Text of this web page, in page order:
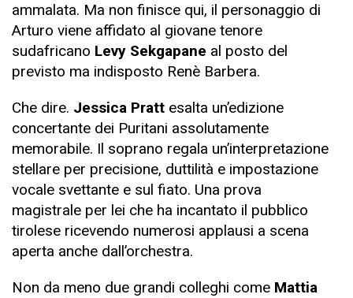
ammalata. Ma non finisce qui, il personaggio di
Arturo viene affidato al giovane tenore
sudafricano Levy Sekgapane al posto del
previsto ma indisposto Renè Barbera.
Che dire. Jessica Pratt esalta un’edizione
concertante dei Puritani assolutamente
memorabile. Il soprano regala un’interpretazione
stellare per precisione, duttilità e impostazione
vocale svettante e sul fiato. Una prova
magistrale per lei che ha incantato il pubblico
tirolese ricevendo numerosi applausi a scena
aperta anche dall’orchestra.
Non da meno due grandi colleghi come Mattia